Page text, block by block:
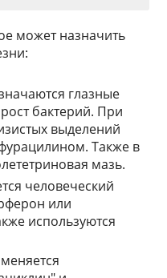
может назначить
глазные
бактерий. При
выделений
Также в
мазь.
человеческий
или
используются